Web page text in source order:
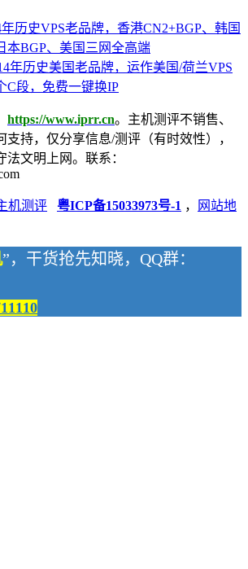
年历史VPS老品牌，香港CN2+BGP、韩国
本BGP、美国三网全高端
年历史美国老品牌，运作美国/荷兰VPS
C段，免费一键换IP
https://www.iprr.cn。主机测评不销售、
支持，仅分享信息/测评（有时效性），
文明上网。联系：
机测评 粤ICP备15033973号-1 ，
网站地
”，干货抢先知晓，QQ群：